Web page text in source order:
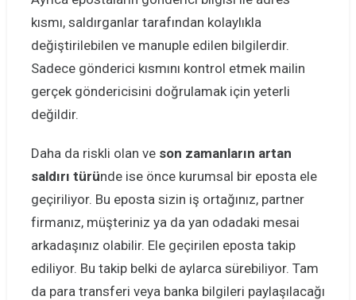
kısmı, saldırganlar tarafından kolaylıkla
değiştirilebilen ve manuple edilen bilgilerdir.
Sadece gönderici kısmını kontrol etmek mailin
gerçek göndericisini doğrulamak için yeterli
değildir.
Daha da riskli olan ve son zamanların artan
saldırı türünde ise önce kurumsal bir eposta ele
geçiriliyor. Bu eposta sizin iş ortağınız, partner
firmanız, müşteriniz ya da yan odadaki mesai
arkadaşınız olabilir. Ele geçirilen eposta takip
ediliyor. Bu takip belki de aylarca sürebiliyor. Tam
da para transferi veya banka bilgileri paylaşılacağı